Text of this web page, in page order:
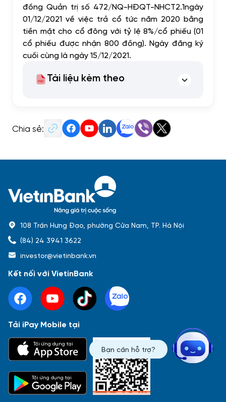
Báo cáo tài chính Thông tin giao dịch
Sự kiện
đồng Quản trị số 472/NQ-HĐQT-NHCT2.1ngày
01/12/2021 về việc trả cổ tức năm 2020 bằng
tiền mặt cho cổ đông với tỷ lệ 8%/cổ phiếu (01
cổ phiếu được nhận 800 đồng).Ngày đăng ký
cuối cùng là ngày 15/12/2021.
Tài liệu kèm theo
Chia sẻ:
Bạn cần hỗ trợ?
108 Trần Hưng Đạo, phường Cửa Nam, TP. Hà Nội
(84) 24 3941 3622
investor@vietinbank.vn
Kết nối với VietinBank
Tải iPay Mobile tại
Tải ứng dụng tại
Tải ứng dụng tại